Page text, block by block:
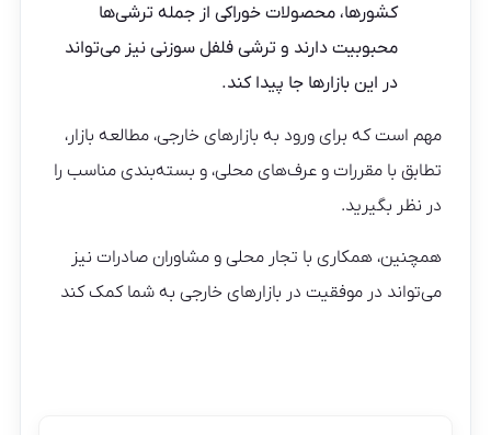
کشورها، محصولات خوراکی از جمله ترشی‌ها
محبوبیت دارند و ترشی فلفل سوزنی نیز می‌تواند
در این بازارها جا پیدا کند.
مهم است که برای ورود به بازارهای خارجی، مطالعه بازار،
تطابق با مقررات و عرف‌های محلی، و بسته‌بندی مناسب را
در نظر بگیرید.
همچنین، همکاری با تجار محلی و مشاوران صادرات نیز
می‌تواند در موفقیت در بازارهای خارجی به شما کمک کند